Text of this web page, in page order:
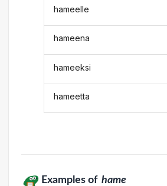
hameelle
hameena
hameeksi
hameetta
Examples of hame